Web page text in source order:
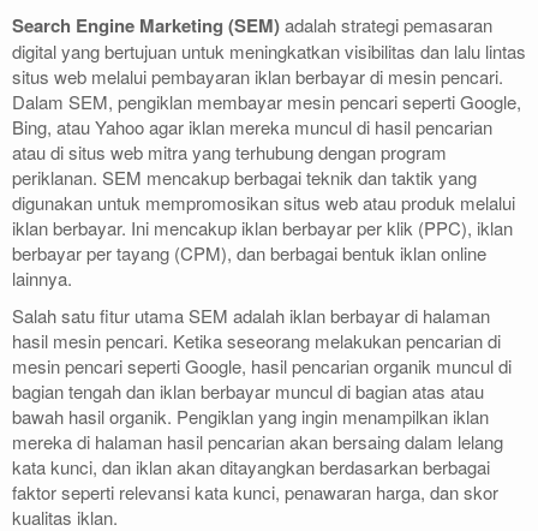
Search Engine Marketing (SEM)adalah strategi pemasaran
digital yang bertujuan untuk meningkatkan visibilitas dan lalu lintas
situs web melalui pembayaran iklan berbayar di mesin pencari.
Dalam SEM, pengiklan membayar mesin pencari seperti Google,
Bing, atau Yahoo agar iklan mereka muncul di hasil pencarian
atau di situs web mitra yang terhubung dengan program
periklanan. SEM mencakup berbagai teknik dan taktik yang
digunakan untuk mempromosikan situs web atau produk melalui
iklan berbayar. Ini mencakup iklan berbayar per klik (PPC), iklan
berbayar per tayang (CPM), dan berbagai bentuk iklan online
lainnya.
Salah satu fitur utama SEM adalah iklan berbayar di halaman
hasil mesin pencari. Ketika seseorang melakukan pencarian di
mesin pencari seperti Google, hasil pencarian organik muncul di
bagian tengah dan iklan berbayar muncul di bagian atas atau
bawah hasil organik. Pengiklan yang ingin menampilkan iklan
mereka di halaman hasil pencarian akan bersaing dalam lelang
kata kunci, dan iklan akan ditayangkan berdasarkan berbagai
faktor seperti relevansi kata kunci, penawaran harga, dan skor
kualitas iklan.